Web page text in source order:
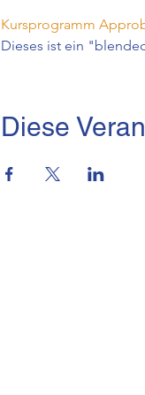
Kursprogramm
Dieses ist ein
Diese